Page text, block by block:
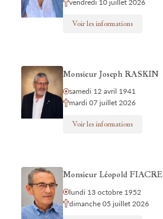
vendredi 10 juillet 2026
Voir les informations
Monsieur Joseph RASKIN
samedi 12 avril 1941
mardi 07 juillet 2026
Voir les informations
Monsieur Léopold FIACRE
lundi 13 octobre 1952
dimanche 05 juillet 2026